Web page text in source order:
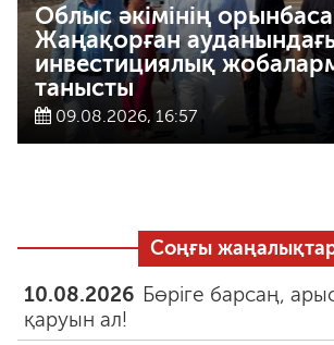
Облыс әкімінің
Жаңақорған
инвестициялық
танысты
09.08.2026, 16:57
Соңғы
10.08.2026 Бөріге барсаң,
қаруын ал!